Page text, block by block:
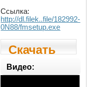
Ссылка:
http://dl.filek..file/182992-
0N88/fmsetup.exe
Скачать
Flash and
Media
Видео: